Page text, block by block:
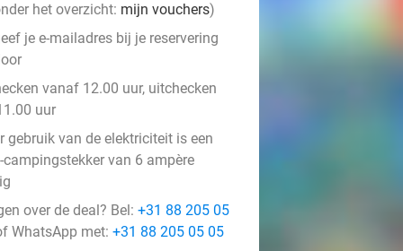
het overzicht: mijn vouchers)
je e-mailadres bij je reservering
vanaf 12.00 uur, uitchecken
uur
gebruik van de elektriciteit is een
campingstekker van 6 ampère
over de deal? Bel: +31 88 205 05
WhatsApp met: +31 88 205 05 05